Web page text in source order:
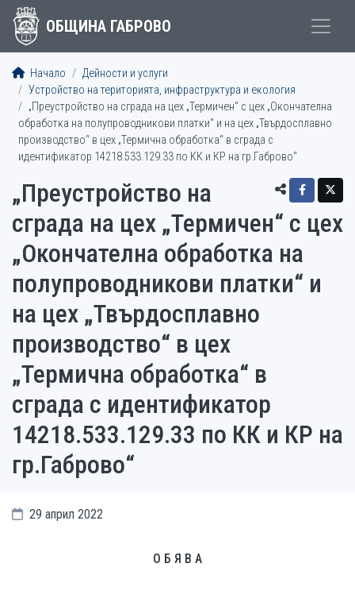
ОБЩИНА ГАБРОВО
Начало
Дейности и услуги
Устройство на територията, инфраструктура и екология
„Преустройство на сграда на цех „Термичен“ с цех „Окончателна
обработка на полупроводникови платки“ и на цех „Твърдосплавно
производство“ в цех „Термична обработка“ в сграда с
идентификатор 14218.533.129.33 по КК и КР на гр.Габрово“
„Преустройство на
сграда на цех „Термичен“ с цех
„Окончателна обработка на
полупроводникови платки“ и
на цех „Твърдосплавно
производство“ в цех
„Термична обработка“ в
сграда с идентификатор
14218.533.129.33 по КК и КР на
гр.Габрово“
29 април 2022
О Б Я В А